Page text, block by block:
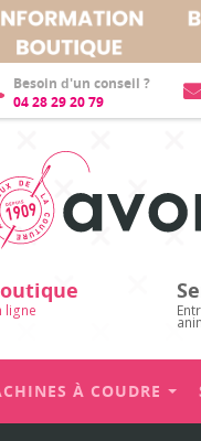
Besoin d'un conseil ?
04 28 29 20 79
ligne
À COUDRE